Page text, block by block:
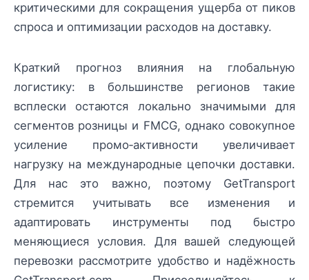
критическими для сокращения ущерба от пиков
спроса и оптимизации расходов на доставку.
Краткий прогноз влияния на глобальную
логистику: в большинстве регионов такие
всплески остаются локально значимыми для
сегментов розницы и FMCG, однако совокупное
усиление промо‑активности увеличивает
нагрузку на международные цепочки доставки.
Для нас это важно, поэтому GetTransport
стремится учитывать все изменения и
адаптировать инструменты под быстро
меняющиеся условия. Для вашей следующей
перевозки рассмотрите удобство и надёжность